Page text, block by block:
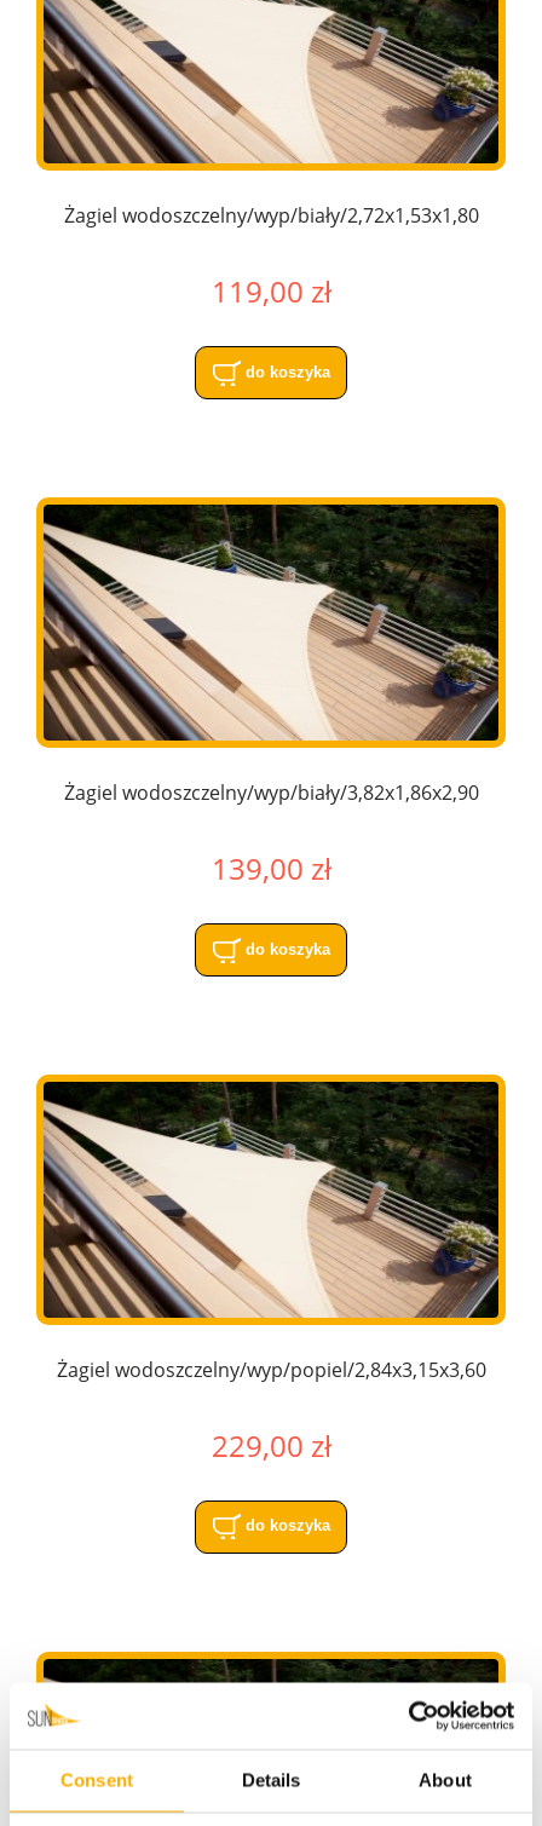
Consent Details About
Żagiel wodoszczelny/wyp/biały/2,72x1,53x1,80
119,00 zł
do koszyka
Żagiel wodoszczelny/wyp/biały/3,82x1,86x2,90
139,00 zł
do koszyka
Żagiel wodoszczelny/wyp/popiel/2,84x3,15x3,60
229,00 zł
do koszyka